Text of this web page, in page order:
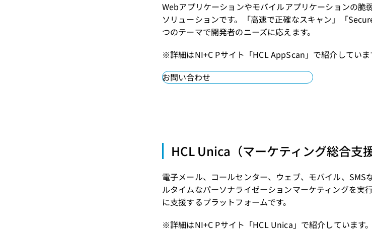
Webアプリケーションやモバイルアプリケーションの脆
ソリューションです。「高速で正確なスキャン」「
つのテーマで開発者のニーズに応えます。
※詳細はNI+C Pサイト「HCL AppScan 」で紹介していま
お問い合わせ
HCL Unica（マーケティング総合支
電子メール、コールセンター、ウェブ、モバイル、SMS
ルタイムなパーソナライゼーションマーケティングを実
に支援するプラットフォームです。
※詳細はNI+C Pサイト「HCL Unica 」で紹介しています。